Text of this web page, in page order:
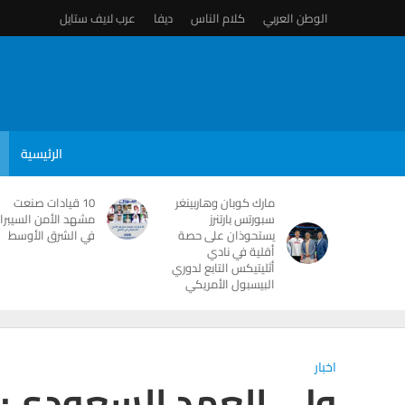
الوطن العربي كلام الناس ديفا عرب لايف ستايل
الرئيسية
مارك كوبان وهاربينغر
سبورتس بارتنرز
يستحوذان على حصة
أقلية في نادي
أثليتيكس التابع لدوري
البيسبول الأمريكي
10 قيادات صنعت
مشهد الأمن
في الشرق الأوسط
اخبار